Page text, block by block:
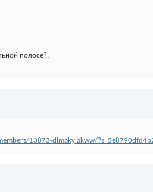
полосе?:
13873-dimakylakww/